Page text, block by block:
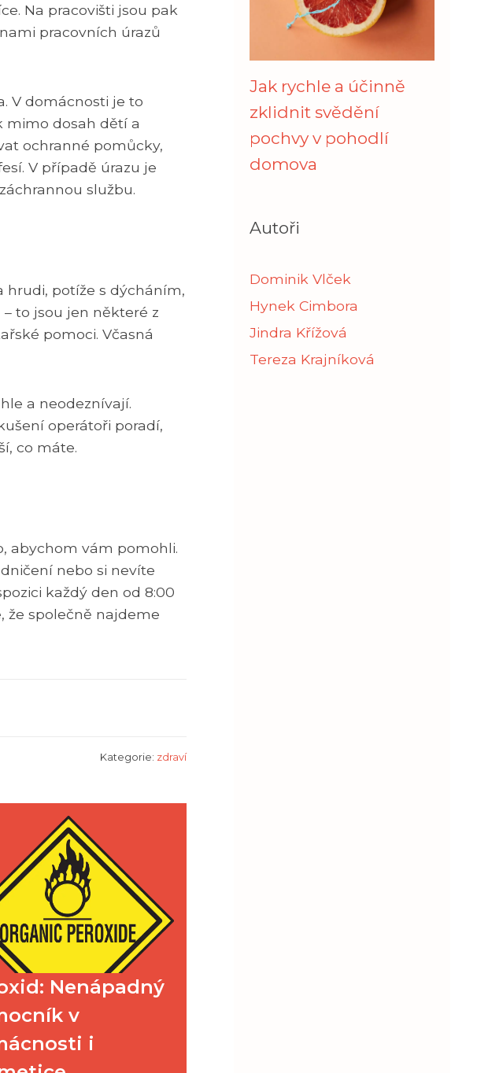
Na pracovišti jsou pak
pracovních úrazů
V domácnosti je to
mimo dosah dětí a
ochranné pomůcky,
V případě úrazu je
službu.
hrudi, potíže s dýcháním,
to jsou jen některé z
pomoci. Včasná
a neodeznívají.
operátoři poradí,
co máte.
abychom vám pomohli.
nebo si nevíte
každý den od 8:00
že společně najdeme
Kategorie: zdraví
Nenápadný
v
i
Jak rychle a účinně
zklidnit svědění
pochvy v pohodlí
domova
Autoři
Dominik Vlček
Hynek Cimbora
Jindra Křížová
Tereza Krajníková